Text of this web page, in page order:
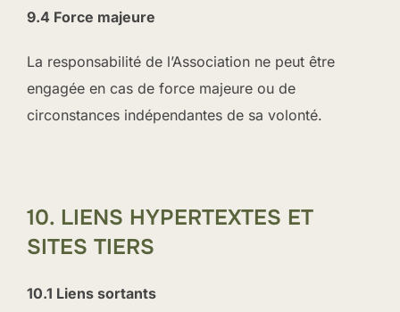
9.4 Force majeure
La responsabilité de l’Association ne peut être
engagée en cas de force majeure ou de
circonstances indépendantes de sa volonté.
10. LIENS HYPERTEXTES ET
SITES TIERS
10.1 Liens sortants